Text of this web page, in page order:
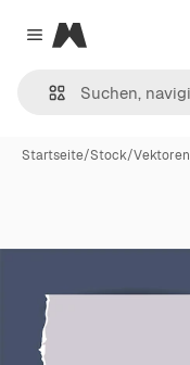
Close menu
Magnific
Startseite/Stock/Vektoren